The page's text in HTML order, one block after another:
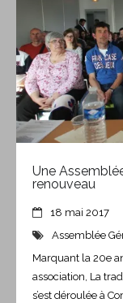
Une
renouveau
18 mai 2017
Assemblée
Marquant la 20e
association, La
s’est déroulée à